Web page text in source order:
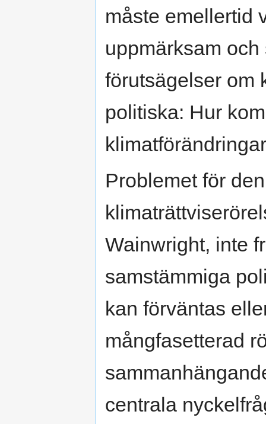
måste emellertid
uppmärksam
förutsägelser om
politiska: Hur
Problemet för
Wainwright, inte
samstämmiga
kan förväntas
mångfasetterad
centrala